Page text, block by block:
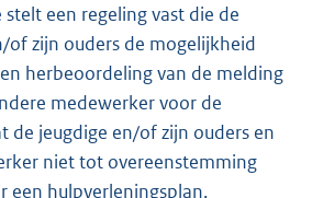
stelt een regeling vast die de
of zijn ouders de mogelijkheid
herbeoordeling van de melding
medewerker voor de
de jeugdige en/of zijn ouders en
niet tot overeenstemming
een hulpverleningsplan.